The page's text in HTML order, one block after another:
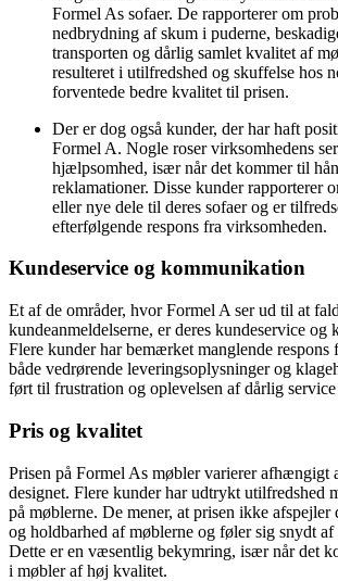
Formel As sofaer. De rapporterer om
nedbrydning af skum i puderne,
transporten og dårlig samlet kvalitet af
resulteret i utilfredshed og skuffelse hos
forventede bedre kvalitet til prisen.
Der er dog også kunder, der har haft
Formel A. Nogle roser virksomhedens
hjælpsomhed, især når det kommer til
reklamationer. Disse kunder rapporterer
eller nye dele til deres sofaer og er
efterfølgende respons fra virksomheden.
Kundeservice og kommunikation
Et af de områder, hvor Formel A ser ud til at
kundeanmeldelserne, er deres kundeservice og
Flere kunder har bemærket manglende respons
både vedrørende leveringsoplysninger og
ført til frustration og oplevelsen af dårlig
Pris og kvalitet
Prisen på Formel As møbler varierer afhængigt
designet. Flere kunder har udtrykt utilfredshed
på møblerne. De mener, at prisen ikke
og holdbarhed af møblerne og føler sig snydt
Dette er en væsentlig bekymring, især når det
i møbler af høj kvalitet.